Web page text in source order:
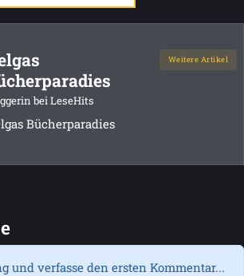
bei LeseHits
Weitere Artikel
Bücherparadies
und verfasse den ersten Kommentar...